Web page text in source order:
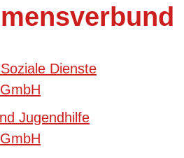
Dienste
Jugendhilfe